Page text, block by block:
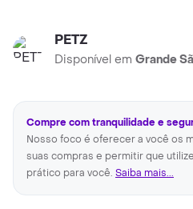
PETZ
Disponível em Grande
Compre com tranquilidade e
Nosso foco é oferecer a você os
suas compras e permitir que
prático para você. Saiba mais...